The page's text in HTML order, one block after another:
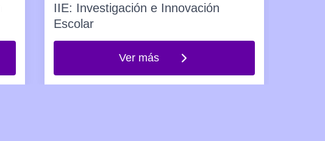
IIE: Investigación e Innovación
Escolar
Ver más